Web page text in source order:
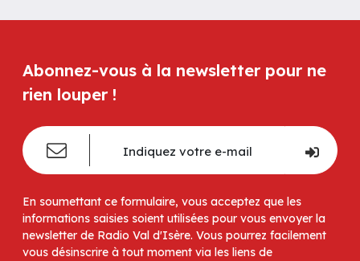
Abonnez-vous à la newsletter pour ne
rien louper !
En soumettant ce formulaire, vous acceptez que les
informations saisies soient utilisées pour vous envoyer la
newsletter de Radio Val d'Isère. Vous pourrez facilement
vous désinscrire à tout moment via les liens de